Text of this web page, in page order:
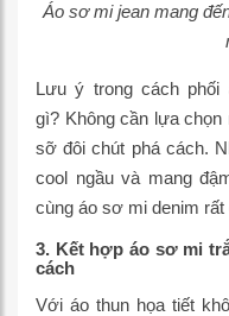
Áo sơ mi jean mang
Lưu ý trong cách phối
gì? Không cần lựa
sỡ đôi chút phá cách.
cool ngầu và mang
cùng áo sơ mi denim rất
3. Kết hợp áo sơ mi
cách
Với áo thun họa tiết